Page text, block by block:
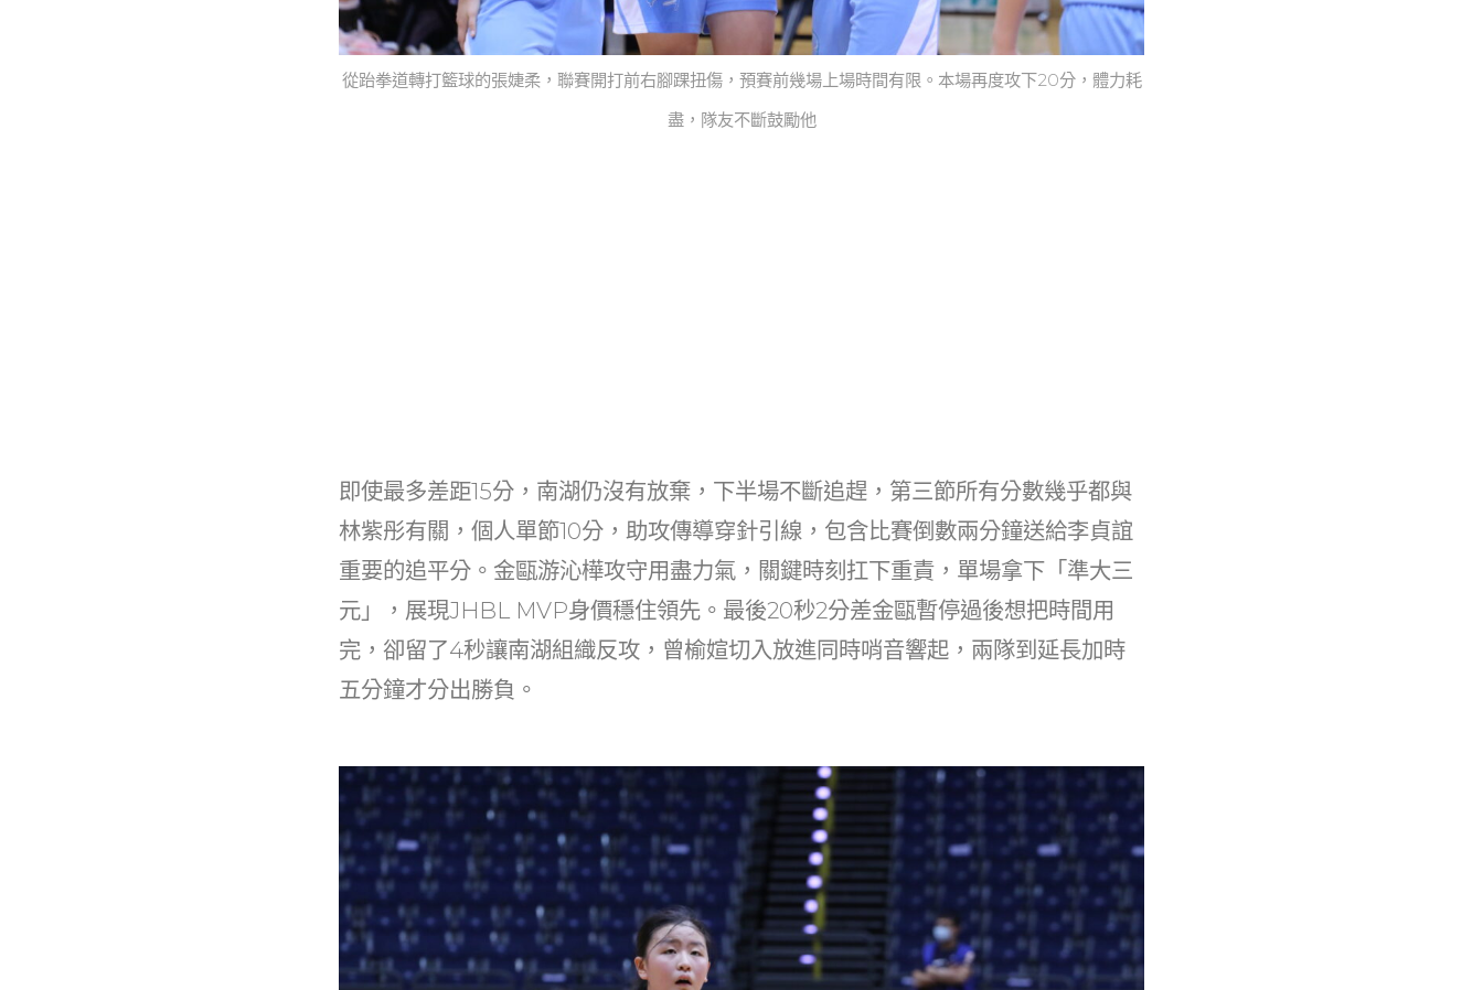
從跆拳道轉打籃球的張婕柔，聯賽開打前右腳踝扭傷，預賽前幾場上場時間有限。本場再度攻下20分，體力耗
盡，隊友不斷鼓勵他
即使最多差距15分，南湖仍沒有放棄，下半場不斷追趕，第三節所有分數幾乎都與
林紫彤有關，個人單節10分，助攻傳導穿針引線，包含比賽倒數兩分鐘送給李貞誼
重要的追平分。金甌游沁樺攻守用盡力氣，關鍵時刻扛下重責，單場拿下「準大三
元」，展現JHBL MVP身價穩住領先。最後20秒2分差金甌暫停過後想把時間用
完，卻留了4秒讓南湖組織反攻，曾榆媗切入放進同時哨音響起，兩隊到延長加時
五分鐘才分出勝負。